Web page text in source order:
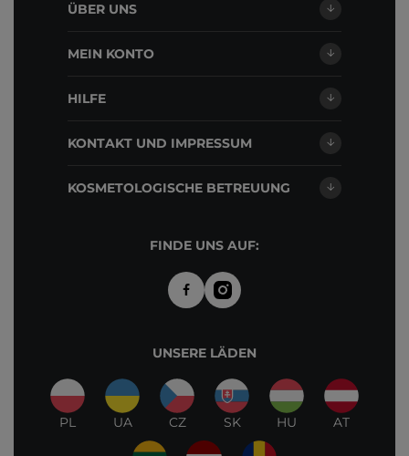
ÜBER UNS
MEIN KONTO
HILFE
KONTAKT UND IMPRESSUM
KOSMETOLOGISCHE BETREUUNG
FINDE UNS AUF:
UNSERE LÄDEN
PL UA CZ SK HU AT